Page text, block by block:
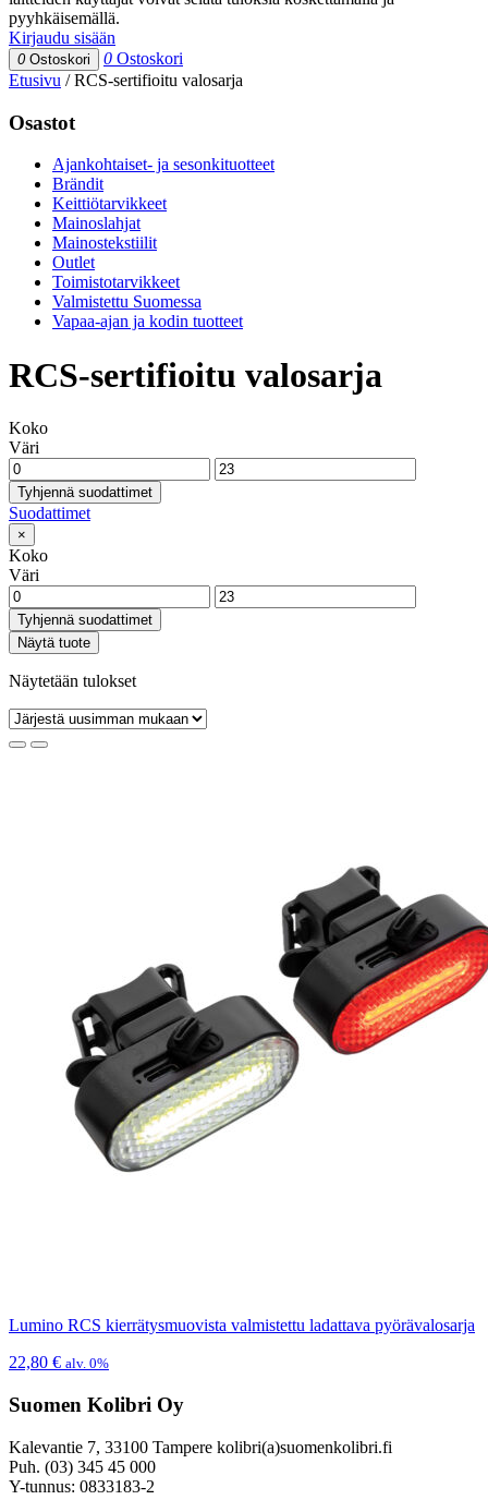
pyyhkäisemällä.
Kirjaudu sisään
0 Ostoskori 0 Ostoskori
Etusivu /RCS-sertifioitu valosarja
Osastot
Ajankohtaiset- ja sesonkituotteet
Brändit
Keittiötarvikkeet
Mainoslahjat
Mainostekstiilit
Outlet
Toimistotarvikkeet
Valmistettu Suomessa
Vapaa-ajan ja kodin tuotteet
RCS-sertifioitu valosarja
Koko
Väri
Tyhjennä suodattimet
Suodattimet
×
Koko
Väri
Tyhjennä suodattimet
Näytä tuote
Näytetään tulokset
Lumino RCS kierrätysmuovista valmistettu ladattava pyörävalosarja
22,80 € alv. 0%
Suomen Kolibri Oy
Kalevantie 7, 33100 Tampere kolibri(a)suomenkolibri.fi
Puh. (03) 345 45 000
Y-tunnus: 0833183-2